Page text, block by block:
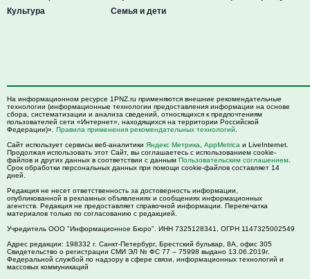
Культура
Семья и дети
На информационном ресурсе 1PNZ.ru применяются внешние рекомендательные
технологии (информационные технологии предоставления информации на основе
сбора, систематизации и анализа сведений, относящихся к предпочтениям
пользователей сети «Интернет», находящихся на территории Российской
Федерации)». Правила применения рекомендательных технологий
Сайт использует сервисы веб-аналитики Яндекс Метрика AppMetrica и LiveInternet.
Продолжая использовать этот Сайт, вы соглашаетесь с использованием cookie-
файлов и других данных в соответствии с данным Пользовательским соглашением
Срок обработки персональных данных при помощи cookie-файлов составляет 14
дней.
Редакция не несет ответственность за достоверность информации,
опубликованной в рекламных объявлениях и сообщениях информационных
агентств. Редакция не предоставляет справочной информации. Перепечатка
материалов только по согласованию с редакцией.
Учредитель ООО "Информационное Бюро". ИНН 7325128341, ОГРН 1147325002549
Адрес редакции: 198332 г. Санкт-Петербург, Брестский бульвар, 8А, офис 305
Свидетельство о регистрации СМИ ЭЛ № ФС 77 – 75998 выдано 13.06.2019г.
Федеральной службой по надзору в сфере связи, информационных технологий и
массовых коммуникаций